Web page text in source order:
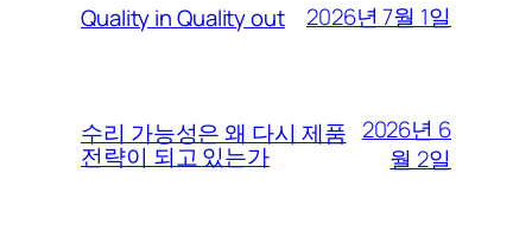
Quality in Quality out 2026년 7월 1일
수리 가능성은 왜 다시 제품
전략이 되고 있는가
2026년 6
월 2일